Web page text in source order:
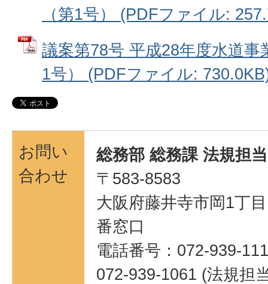
（第1号） (PDFファイル:
議案第78号 平成28年度水道事
1号） (PDFファイル:
お問い
合わせ
総務部 総務課 法規担当
〒583-8583
大阪府藤井寺市岡1丁
番窓口
電話番号：072-939-
072-939-1061 (法規担